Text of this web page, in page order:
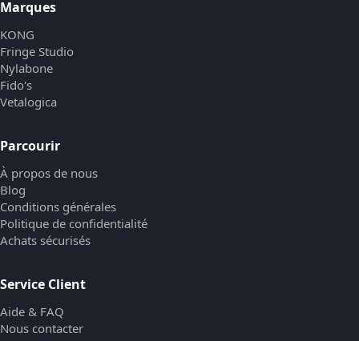
Marques
KONG
Fringe Studio
Nylabone
Fido's
Vetalogica
Parcourir
À propos de nous
Blog
Conditions générales
Politique de confidentialité
Achats sécurisés
Service Client
Aide & FAQ
Nous contacter